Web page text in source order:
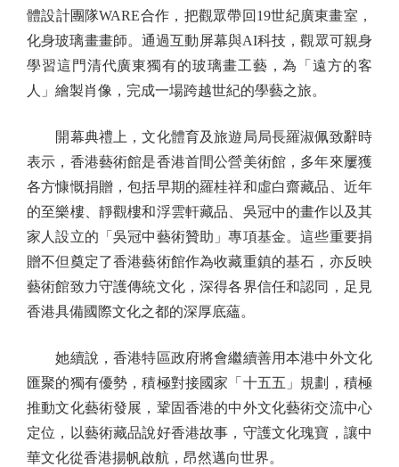
體設計團隊WARE合作，把觀眾帶回19世紀廣東畫室，
化身玻璃畫畫師。通過互動屏幕與AI科技，觀眾可親身
學習這門清代廣東獨有的玻璃畫工藝，為「遠方的客
人」繪製肖像，完成一場跨越世紀的學藝之旅。
開幕典禮上，文化體育及旅遊局局長羅淑佩致辭時
表示，香港藝術館是香港首間公營美術館，多年來屢獲
各方慷慨捐贈，包括早期的羅桂祥和虛白齋藏品、近年
的至樂樓、靜觀樓和浮雲軒藏品、吳冠中的畫作以及其
家人設立的「吳冠中藝術贊助」專項基金。這些重要捐
贈不但奠定了香港藝術館作為收藏重鎮的基石，亦反映
藝術館致力守護傳統文化，深得各界信任和認同，足見
香港具備國際文化之都的深厚底蘊。
她續說，香港特區政府將會繼續善用本港中外文化
匯聚的獨有優勢，積極對接國家「十五五」規劃，積極
推動文化藝術發展，鞏固香港的中外文化藝術交流中心
定位，以藝術藏品說好香港故事，守護文化瑰寶，讓中
華文化從香港揚帆啟航，昂然邁向世界。